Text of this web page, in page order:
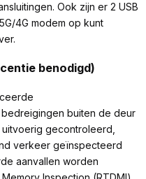
Ook zijn er 2 USB
4G modem op kunt
benodigd)
buiten de deur
gecontroleerd,
verkeer geïnspecteerd
aanvallen worden